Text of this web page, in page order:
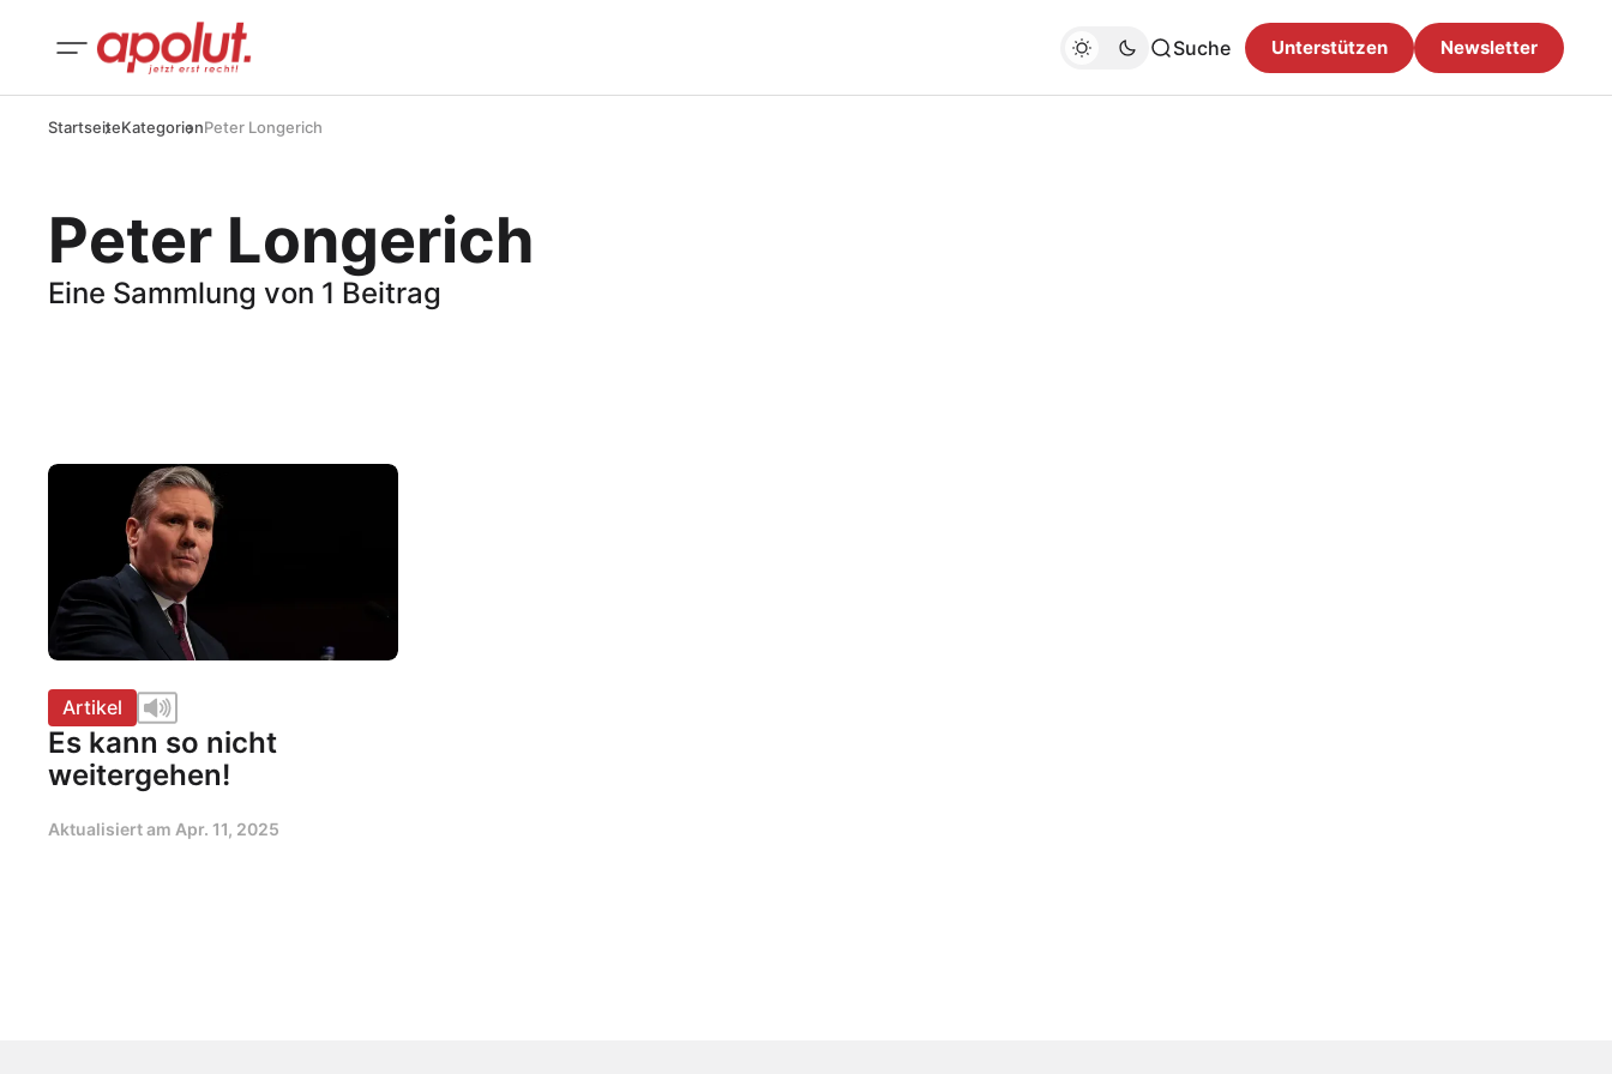
Suche Unterstützen Newsletter
StartseiteKategorienPeter Longerich
Peter Longerich
Eine Sammlung von 1 Beitrag
Artikel
Es kann so nicht
weitergehen!
Aktualisiert am Apr. 11, 2025